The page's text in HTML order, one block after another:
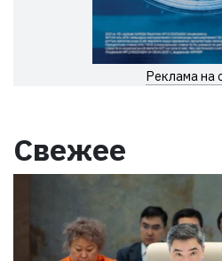
Реклама на
Свежее